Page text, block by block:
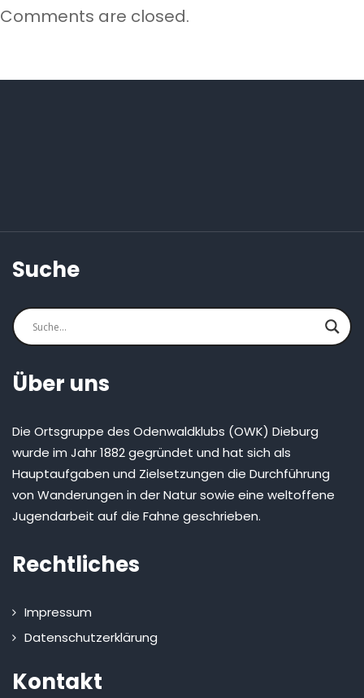
Comments are closed.
Suche
Über uns
Die Ortsgruppe des Odenwaldklubs (OWK) Dieburg
wurde im Jahr 1882 gegründet und hat sich als
Hauptaufgaben und Zielsetzungen die Durchführung
von Wanderungen in der Natur sowie eine weltoffene
Jugendarbeit auf die Fahne geschrieben.
Rechtliches
Impressum
Datenschutzerklärung
Kontakt